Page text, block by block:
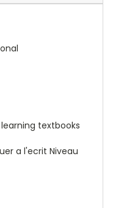
textbooks
a l'ecrit Niveau